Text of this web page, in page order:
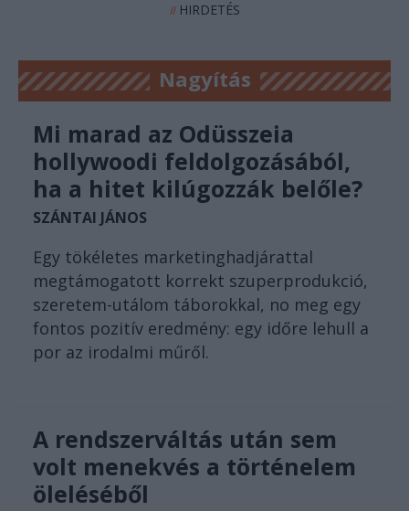
//HIRDETÉS
Nagyítás
Mi marad az Odüsszeia
hollywoodi feldolgozásából,
ha a hitet kilúgozzák belőle?
SZÁNTAI JÁNOS
Egy tökéletes marketinghadjárattal
megtámogatott korrekt szuperprodukció,
szeretem-utálom táborokkal, no meg egy
fontos pozitív eredmény: egy időre lehull a
por az irodalmi műről.
A rendszerváltás után sem
volt menekvés a történelem
öleléséből